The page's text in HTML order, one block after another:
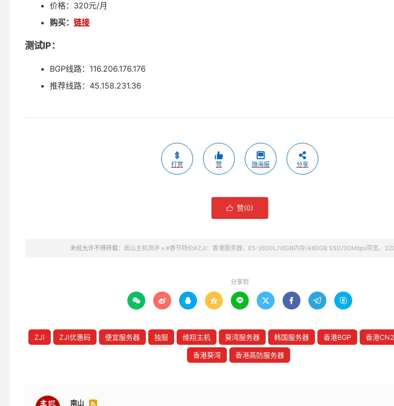
价格：320元/月
购买： 链接
测试IP：
BGP线路：116.206.176.176
推荐线路：45.158.231.36
打赏 赞 微海报 分享
 赞(0)
未经允许不得转载： 南山主机测评» #春节特价#ZJI：香港服务器，E5-2630L/16GB内存/480GB SSD/30Mbps带宽，
分享到
        
ZJI ZJI优惠码 便宜服务器 独服 维翔主机 葵湾服务器 韩国服务器 香港BGP 香港CN2
香港葵湾 香港高防服务器
南山 